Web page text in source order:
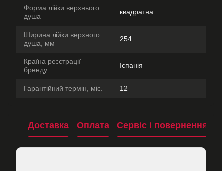
Форма лійки верхнього
душа
квадратна
Ширина лійки верхного
душа, мм
254
Країна реєстрації
бренду
Іспанія
Гарантійний термін, міс. 12
Доставка Оплата Сервіс і повернення